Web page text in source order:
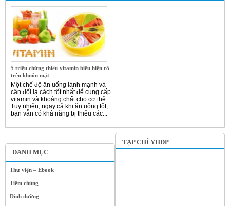
DANH MỤC
Thư viện – Ebook
Tiêm chủng
Dinh dưỡng
5 triệu chứng thiếu vitamin biểu hiện rõ
trên khuôn mặt
Một chế độ ăn uống lành mạnh và
cân đối là cách tốt nhất để cung cấp
vitamin và khoáng chất cho cơ thể.
Tuy nhiên, ngay cả khi ăn uống tốt,
bạn vẫn có khả năng bị thiếu các...
TẠP CHÍ YHDP